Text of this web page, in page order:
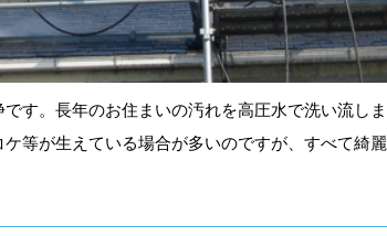
す。長年のお住まいの汚れを高圧水で洗い流しま
等が生えている場合が多いのですが、すべて綺麗